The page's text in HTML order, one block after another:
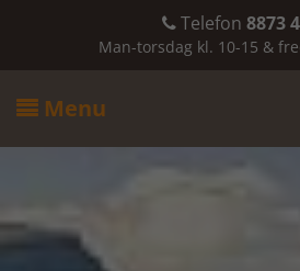
Telefon 8873
Man-torsdag kl. 10-15 &
 Menu